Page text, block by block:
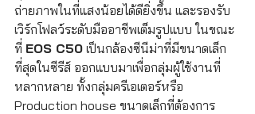
ถ่ายภาพในที่แสงน้อยได้ดียิ่งขึ้น และรองรับ
เวิร์กโฟลว์ระดับมืออาชีพเต็มรูปแบบ ในขณะ
ที่ EOS C50 เป็นกล้องซีนีม่าที่มีขนาดเล็ก
ที่สุดในซีรีส์ ออกแบบมาเพื่อกลุ่มผู้ใช้งานที่
หลากหลาย ทั้งกลุ่มครีเอเตอร์หรือ
Production house ขนาดเล็กที่ต้องการ